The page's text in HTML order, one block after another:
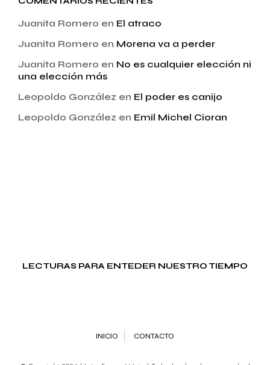
Juanita Romero en El atraco
Juanita Romero en Morena va a perder
Juanita Romero en No es cualquier elección ni
una elección más
Leopoldo González en El poder es canijo
Leopoldo González en Emil Michel Cioran
LECTURAS PARA ENTEDER NUESTRO TIEMPO
INICIO CONTACTO